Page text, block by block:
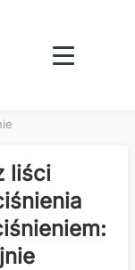
liści